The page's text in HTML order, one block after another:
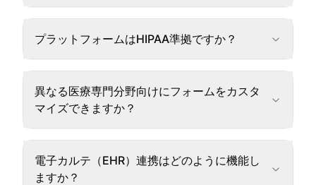
プラットフォームはHIPAA準拠ですか？
異なる医療専門分野向けにフォームをカスタ
マイズできますか？
電子カルテ（EHR）連携はどのように機能し
ますか？